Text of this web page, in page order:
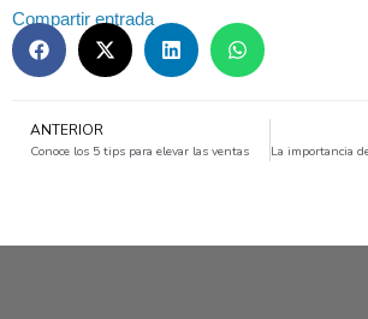
Compartir entrada
ANTERIOR
Conoce los 5 tips para elevar las ventas